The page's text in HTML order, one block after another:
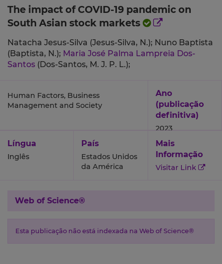
The impact of COVID-19 pandemic on
South Asian stock markets
Natacha Jesus-Silva (Jesus-Silva, N.); Nuno Baptista
(Baptista, N.); Maria José Palma Lampreia Dos-
Santos (Dos-Santos, M. J. P. L.);
Human Factors, Business
Management and Society
Ano
(publicação
definitiva)
2023
Língua
Inglês
País
Estados Unidos
da América
Mais
Informação
Visitar Link
Web of Science®
Esta publicação não está indexada na Web of Science®